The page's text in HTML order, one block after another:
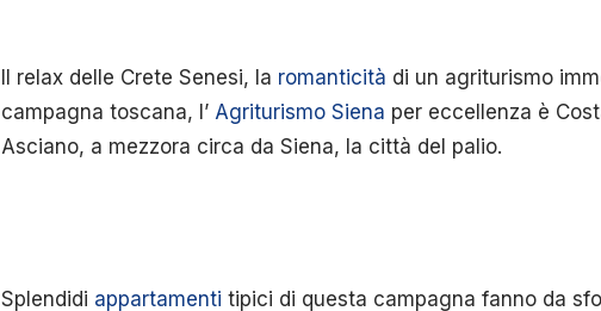
Il relax delle Crete Senesi, la romanticità di un agriturismo
campagna toscana, l’ Agriturismo Siena per eccellenza è
Asciano, a mezzora circa da Siena, la città del palio.
Splendidi appartamenti tipici di questa campagna fanno da